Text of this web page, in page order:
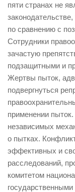
пяти странах не
по сравнению с
Сотрудники
зачастую
подзащитными и
Жертвы пыток,
подвергнуться
применении
независимых
о пытках.
эффективных и
расследований,
комитетом